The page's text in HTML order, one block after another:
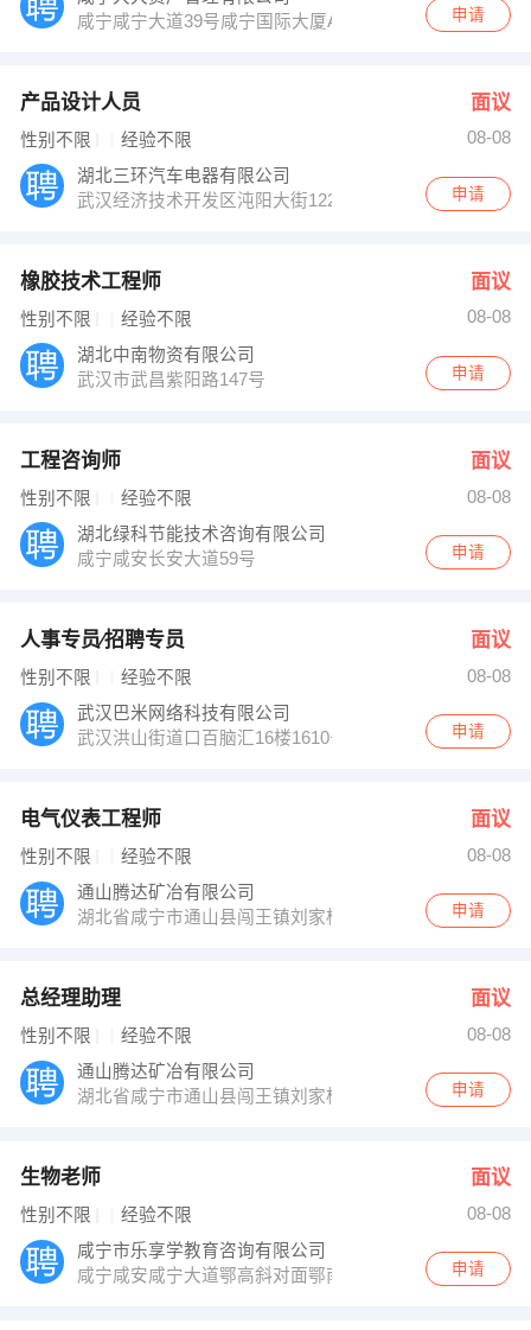
咸宁咸宁大道39号咸宁国际大厦A座4楼
申请
产品设计人员 面议
性别不限 经验不限
08-08
湖北三环汽车电器有限公司
武汉经济技术开发区沌阳大街122号
申请
橡胶技术工程师 面议
性别不限 经验不限
08-08
湖北中南物资有限公司
武汉市武昌紫阳路147号
申请
工程咨询师 面议
性别不限 经验不限
08-08
湖北绿科节能技术咨询有限公司
咸宁咸安长安大道59号
申请
人事专员∕招聘专员 面议
性别不限 经验不限
08-08
武汉巴米网络科技有限公司
武汉洪山街道口百脑汇16楼1610号
申请
电气仪表工程师 面议
性别不限 经验不限
08-08
通山腾达矿冶有限公司
湖北省咸宁市通山县闯王镇刘家桥
申请
总经理助理 面议
性别不限 经验不限
08-08
通山腾达矿冶有限公司
湖北省咸宁市通山县闯王镇刘家桥
申请
生物老师 面议
性别不限 经验不限
08-08
咸宁市乐享学教育咨询有限公司
咸宁咸安咸宁大道鄂高斜对面鄂南汉正街
申请